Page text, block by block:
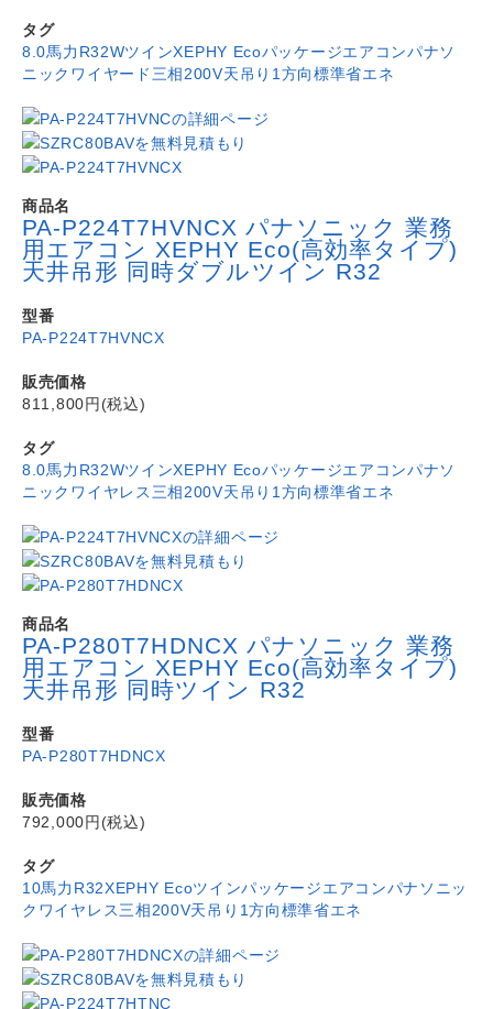
タグ
8.0馬力 R32WツインXEPHY Ecoパッケージエアコンパナソ
ニック ワイヤード 三相200V天吊り1方向標準省エネ
商品名
PA-P224T7HVNCX パナソニック 業務
用エアコン XEPHY Eco(高効率タイプ)
天井吊形 同時ダブルツイン R32
型番
PA-P224T7HVNCX
販売価格
811,800円(税込)
タグ
8.0馬力 R32WツインXEPHY Ecoパッケージエアコンパナソ
ニック ワイヤレス 三相200V天吊り1方向標準省エネ
商品名
PA-P280T7HDNCX パナソニック 業務
用エアコン XEPHY Eco(高効率タイプ)
天井吊形 同時ツイン R32
型番
PA-P280T7HDNCX
販売価格
792,000円(税込)
タグ
10馬力 R32XEPHY Ecoツインパッケージエアコンパナソニッ
ク ワイヤレス三相200V天吊り1方向標準省エネ